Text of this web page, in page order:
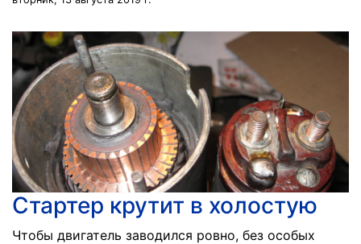
Стартер крутит в холостую
Чтобы двигатель заводился ровно, без особых